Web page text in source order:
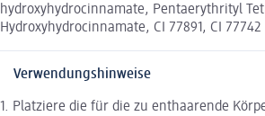
hydroxyhydrocinnamate, Pentaerythrityl
Hydroxyhydrocinnamate, CI 77891, CI 77742
Verwendungshinweise
1. Platziere die für die zu enthaarende